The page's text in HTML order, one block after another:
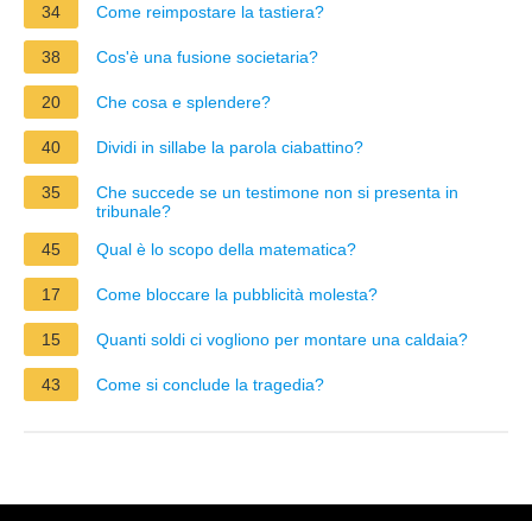
34 Come reimpostare la tastiera?
38 Cos'è una fusione societaria?
20 Che cosa e splendere?
40 Dividi in sillabe la parola ciabattino?
35
Che succede se un testimone non si presenta in
tribunale?
45
Qual è lo scopo della matematica?
17 Come bloccare la pubblicità molesta?
15 Quanti soldi ci vogliono per montare una caldaia?
43 Come si conclude la tragedia?